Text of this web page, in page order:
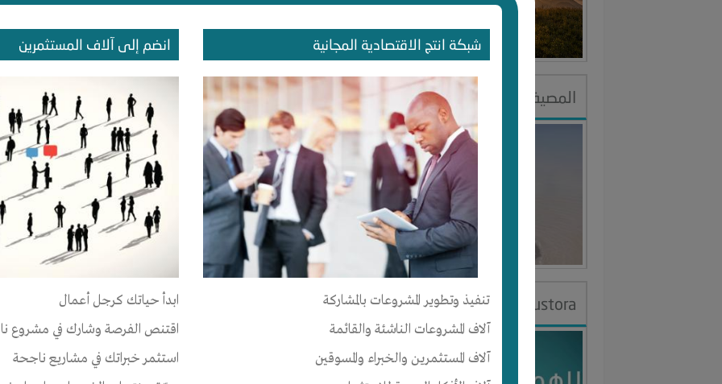
شبكة انتج الاقتصادية المجانية
تنفيذ وتطوير المشروعات بالمشاركة
آلاف المشروعات الناشئة والقائمة
آلاف المستثمرين والخبراء والمسوقين
انضم إلى آلاف المستثمرين
ابدأ حياتك كرجل أعمال
اقتنص الفرصة وشارك في مشروع
استثمر خبراتك في مشاريع ناجحة
يحتاج إلي :رأس المال
آخر نشاط : منذ 4 سنوات
المصيف عباره عن جمعيه
النوع :تنظيم رحلات
العنوان : مصر القاهرة- مدينة السلام
يحتاج إلي : تسويق
آخر نشاط : عدد الاعضاء : 1 الأعضاء
Austora
النوع : تنظيم رحلات